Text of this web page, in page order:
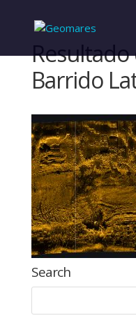
Resultado
Barrido
Search